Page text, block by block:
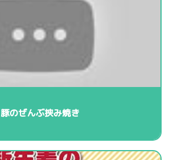
豚のぜんぶ挟み焼き